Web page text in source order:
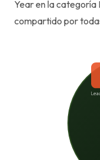
Year en la
compartido por